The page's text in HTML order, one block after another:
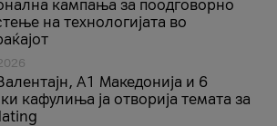
кампања за поодговорно
на технологијата во
A1 Македонија и 6
кафулиња ја отворија темата за